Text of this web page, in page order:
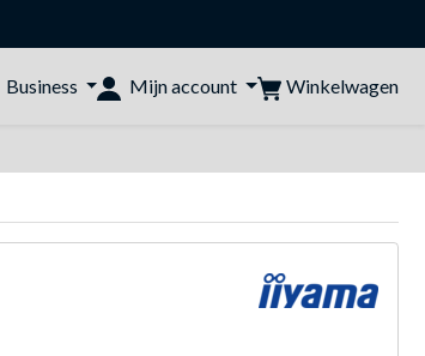
doorzoeken
Business Mijn account Winkelwagen